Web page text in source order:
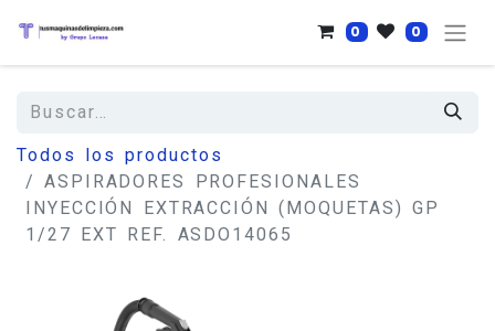
0 0
Todos los productos
ASPIRADORES PROFESIONALES
INYECCIÓN EXTRACCIÓN (MOQUETAS) GP
1/27 EXT REF. ASDO14065